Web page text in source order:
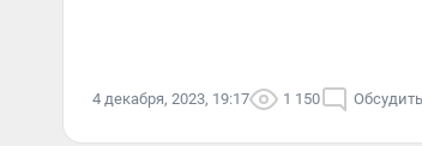
4 декабря, 2023, 19:17 1 150 Обсудить